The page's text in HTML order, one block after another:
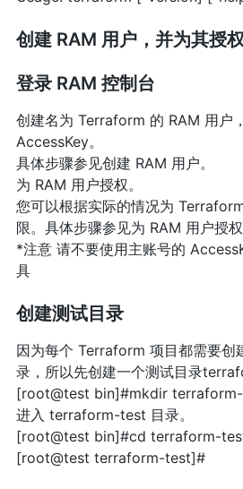
创建 RAM 用户，并为其授
登录 RAM 控制台
创建名为 Terraform 的 RAM 用户
AccessKey。
具体步骤参见创建 RAM 用户。
为 RAM 用户授权。
您可以根据实际的情况为
限。具体步骤参见为 RAM 用户授权
*注意 请不要使用主账号的
具
创建测试目录
因为每个 Terraform 项目都需要创
录，所以先创建一个测试目录
[root@test bin]#mkdir
进入 terraform-test 目录。
[root@test bin]#cd terraform-
[root@test terraform-test]#